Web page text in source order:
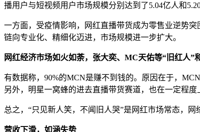
播用户与短视频用户市场规模分别达到了5.04亿人和5.20
一方面，受疫情影响，网红直播带货成为零售业逆势
链向专业化、精细化迈进，市场规模进一步扩大。
网红经济市场如火如荼，张大奕、MC天佑等“旧红人”
有数据称，90%的MCN是赚不到钱的。原因在于，
另外，明星一窝蜂的进去直播带货赛道，也在一定程度
总之，“只见新人笑，不闻旧人哭”是网红市场常态，
营收下滑，如涵失势